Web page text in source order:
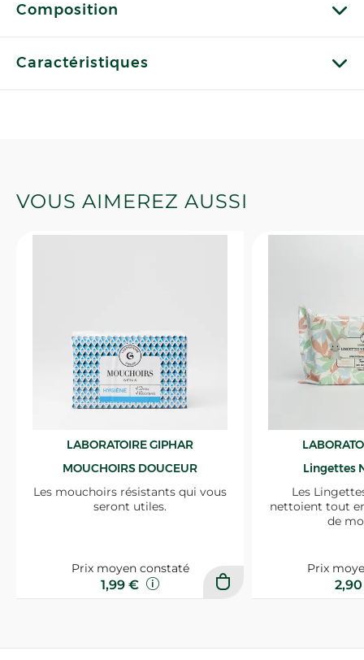
Composition
Caractéristiques
VOUS AIMEREZ AUSSI
LABORATOIRE GIPHAR
MOUCHOIRS DOUCEUR
Les mouchoirs résistants qui vous
seront utiles.
Prix moyen constaté
1,99 €
Lingettes
Les
nettoient tout
de
Prix